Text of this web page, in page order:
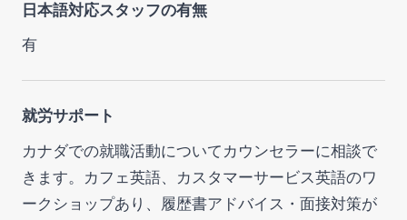
日本語対応スタッフの有無
有
就労サポート
カナダでの就職活動についてカウンセラーに相談で
きます。カフェ英語、カスタマーサービス英語のワ
ークショップあり、履歴書アドバイス・面接対策が